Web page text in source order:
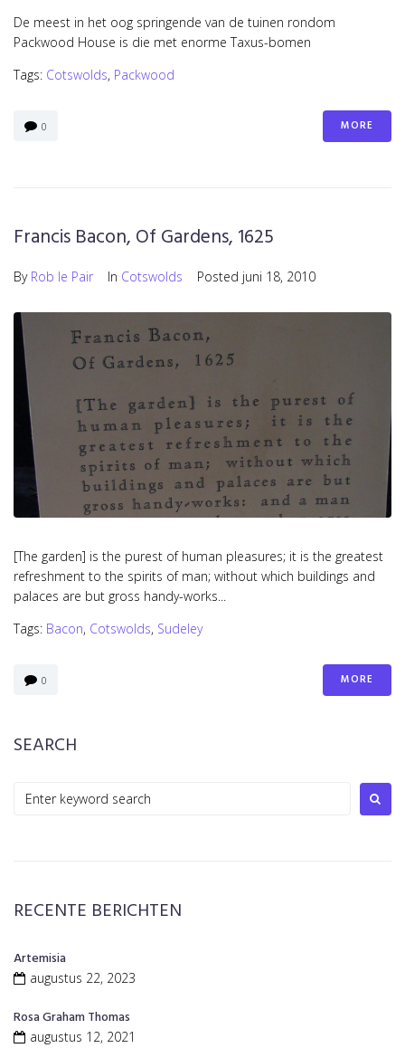
De meest in het oog springende van de tuinen rondom
Packwood House is die met enorme Taxus-bomen
Tags: Cotswolds, Packwood
0 MORE
Francis Bacon, Of Gardens, 1625
By Rob le Pair In Cotswolds Posted juni 18, 2010
[The garden] is the purest of human pleasures; it is the greatest
refreshment to the spirits of man; without which buildings and
palaces are but gross handy-works...
Tags: Bacon, Cotswolds, Sudeley
0 MORE
SEARCH
Search
RECENTE BERICHTEN
Artemisia
augustus 22, 2023
Rosa Graham Thomas
augustus 12, 2021